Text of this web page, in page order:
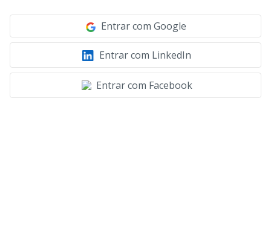
Entrar com Google
Entrar com LinkedIn
Entrar com Facebook